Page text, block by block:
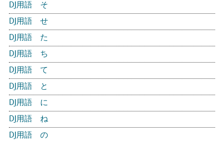
DJ用語 そ
DJ用語 せ
DJ用語 た
DJ用語 ち
DJ用語 て
DJ用語 と
DJ用語 に
DJ用語 ね
DJ用語 の